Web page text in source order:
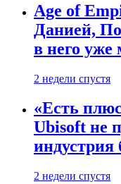
Age of
Данией,
в него уже
2 недели спустя
«Есть
Ubisoft не
индустрия
2 недели спустя